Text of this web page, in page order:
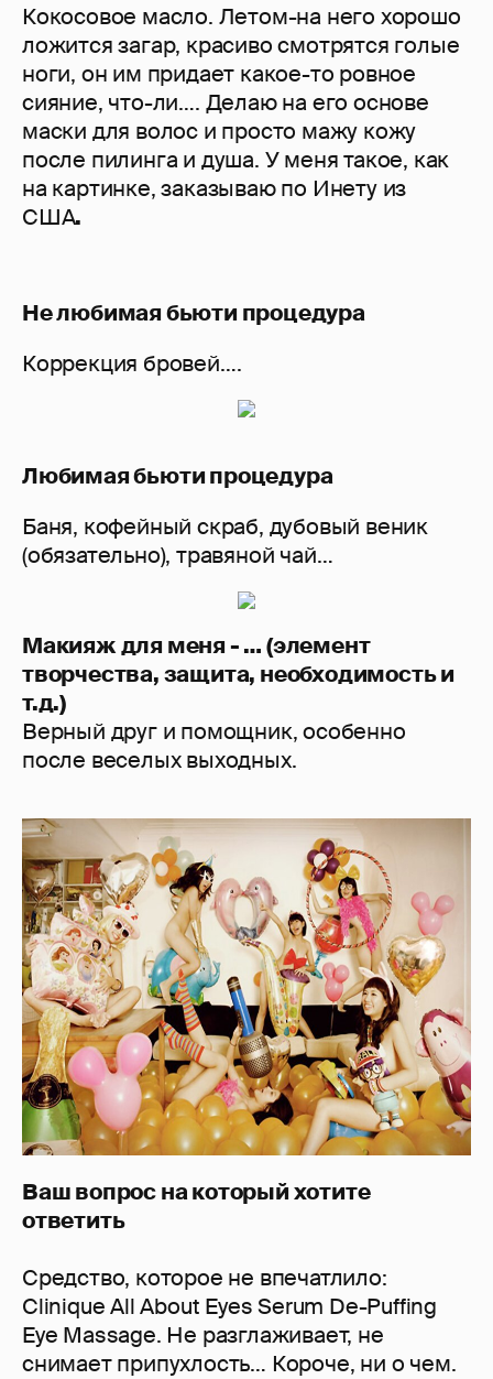
Кокосовое масло. Летом-на него хорошо
ложится загар, красиво смотрятся голые
ноги, он им придает какое-то ровное
сияние, что-ли…. Делаю на его основе
маски для волос и просто мажу кожу
после пилинга и душа. У меня такое, как
на картинке, заказываю по Инету из
США.
Не любимая бьюти процедура
Коррекция бровей….
Любимая бьюти процедура
Баня, кофейный скраб, дубовый веник
(обязательно), травяной чай…
Макияж для меня - … (элемент
творчества, защита, необходимость и
т.д.)
Верный друг и помощник, особенно
после веселых выходных.
Ваш вопрос на который хотите
ответить
Средство, которое не впечатлило:
Clinique All About Eyes Serum De-Puffing
Eye Massage. Не разглаживает, не
снимает припухлость… Короче, ни о чем.